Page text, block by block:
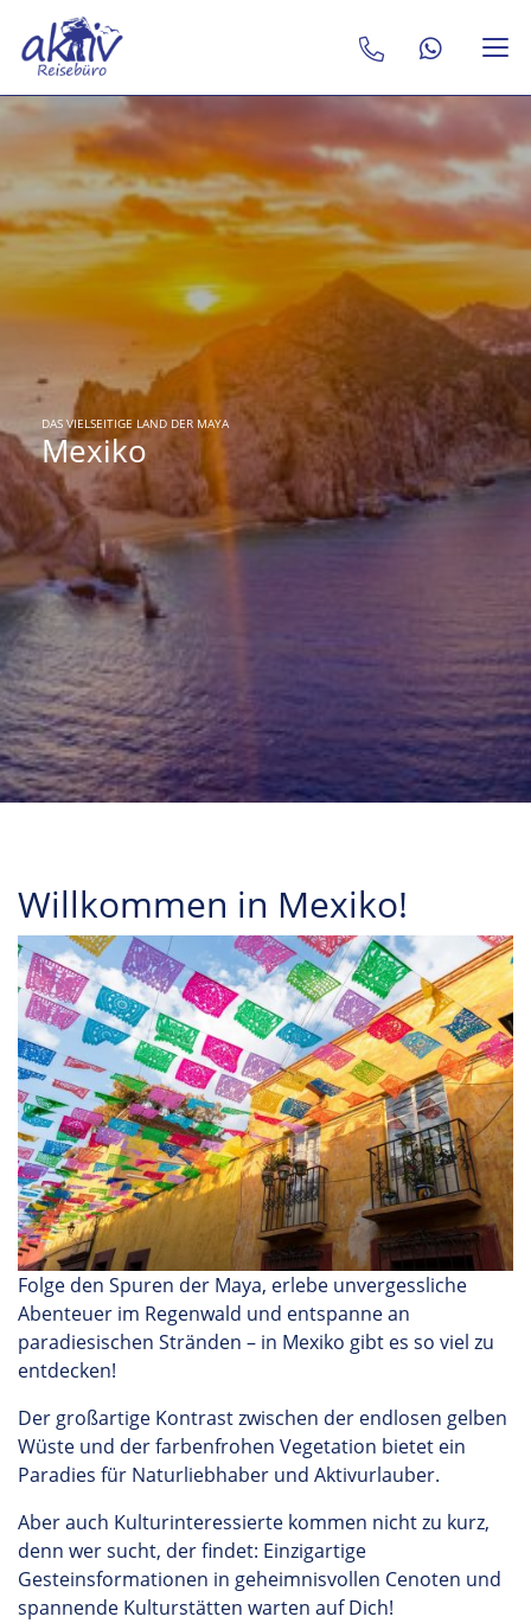
DAS VIELSEITIGE LAND DER MAYA
Mexiko
Willkommen in Mexiko!
Folge den Spuren der Maya, erlebe unvergessliche
Abenteuer im Regenwald und entspanne an
paradiesischen Stränden – in Mexiko gibt es so viel zu
entdecken!
Der großartige Kontrast zwischen der endlosen gelben
Wüste und der farbenfrohen Vegetation bietet ein
Paradies für Naturliebhaber und Aktivurlauber.
Aber auch Kulturinteressierte kommen nicht zu kurz,
denn wer sucht, der findet: Einzigartige
Gesteinsformationen in geheimnisvollen Cenoten und
spannende Kulturstätten warten auf Dich!